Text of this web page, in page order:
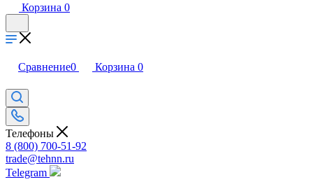
Корзина 0
Сравнение0 Корзина 0
Телефоны
8 (800) 700-51-92
trade@tehnn.ru
Telegram